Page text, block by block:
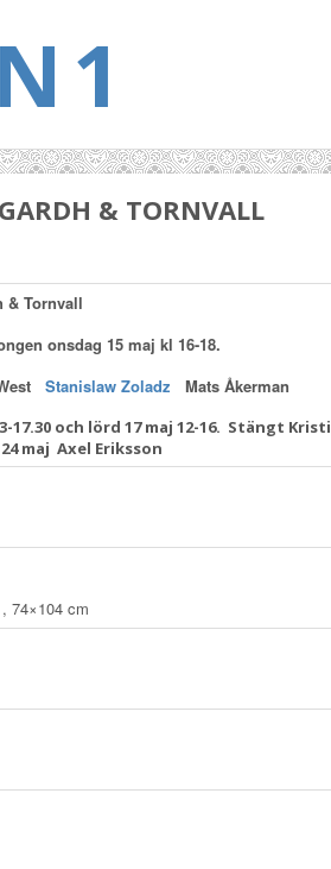
& TORNVALL
& Tornvall
onsdag 15 maj kl 16-18.
Stanislaw Zoladz Mats Åkerman
17.30 och lörd 17 maj 12-16. Stängt Kristi
maj Axel Eriksson
74×104 cm